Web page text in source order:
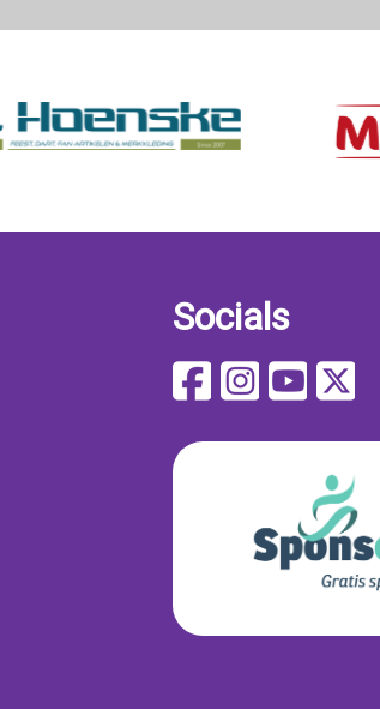
Socials